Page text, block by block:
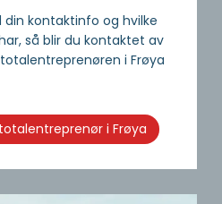
din kontaktinfo og hvilke
så blir du kontaktet av
i Frøya
i Frøya